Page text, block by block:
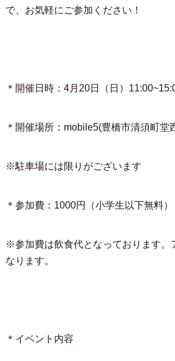
で、お気軽にご参加ください！
＊開催日時：4月20日（日）
＊開催場所：mobile5(豊橋市清須町堂
※駐車場には限りがございます
＊参加費：1000円（小学生以下無料）
※参加費は飲食代となっております。
なります。
＊イベント内容